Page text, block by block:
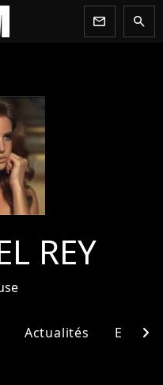
newsletter search
REY
Actualités chevron_right